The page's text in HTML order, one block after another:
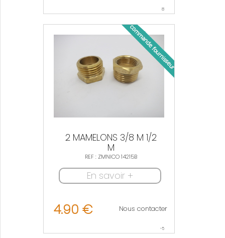
8
2 MAMELONS 3/8 M 1/2
M
REF : ZMNICO 14215B
En savoir +
4.90 € Nous contacter
-5